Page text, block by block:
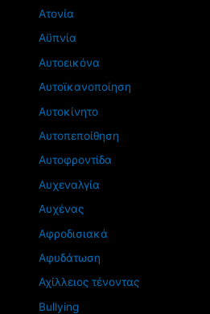
Ατονία
Αϋπνία
Αυτοεικόνα
Αυτοϊκανοποίηση
Αυτοκίνητο
Αυτοπεποίθηση
Αυτοφροντίδα
Αυχεναλγία
Αυχένας
Αφροδισιακά
Αφυδάτωση
Αχίλλειος τένοντας
Βullying